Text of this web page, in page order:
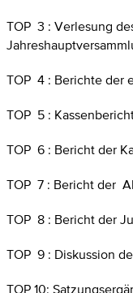
TOP 3 : Verlesung
TOP 4 : Berichte der
TOP 5 :
TOP 6 : Bericht der
TOP 7 : Bericht der
TOP 8 : Bericht der
TOP 9 : Diskussion
TOP 10: